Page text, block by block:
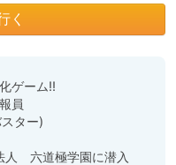
く
ゲーム!!
員
ター)
　六道極学園に潜入